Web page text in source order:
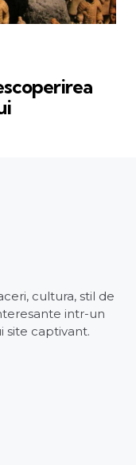
cultura, stil de
intr-un
site captivant.